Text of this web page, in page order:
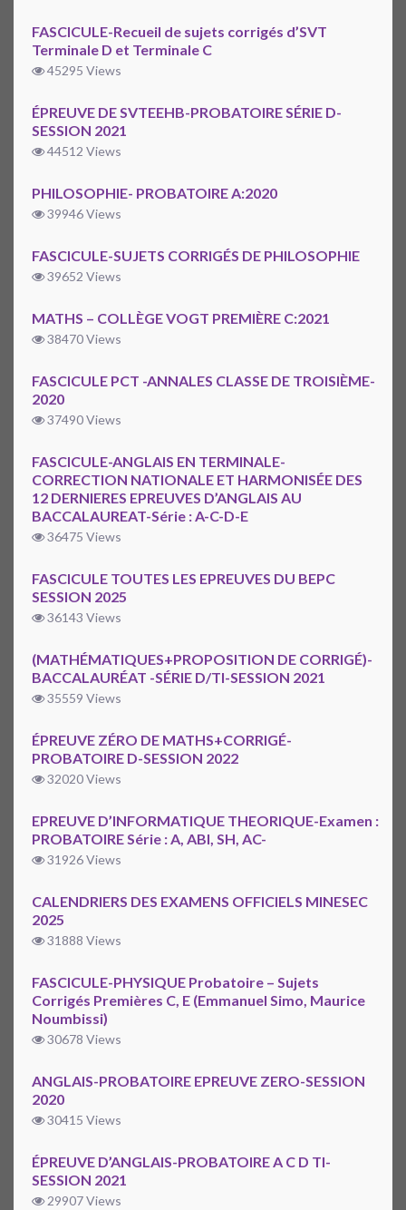
FASCICULE-Recueil de sujets corrigés d’SVT
Terminale D et Terminale C
45295 Views
ÉPREUVE DE SVTEEHB-PROBATOIRE SÉRIE D-
SESSION 2021
44512 Views
PHILOSOPHIE- PROBATOIRE A:2020
39946 Views
FASCICULE-SUJETS CORRIGÉS DE PHILOSOPHIE
39652 Views
MATHS – COLLÈGE VOGT PREMIÈRE C:2021
38470 Views
FASCICULE PCT -ANNALES CLASSE DE TROISIÈME-
2020
37490 Views
FASCICULE-ANGLAIS EN TERMINALE-
CORRECTION NATIONALE ET HARMONISÉE DES
12 DERNIERES EPREUVES D’ANGLAIS AU
BACCALAUREAT-Série : A-C-D-E
36475 Views
FASCICULE TOUTES LES EPREUVES DU BEPC
SESSION 2025
36143 Views
(MATHÉMATIQUES+PROPOSITION DE CORRIGÉ)-
BACCALAURÉAT -SÉRIE D/TI-SESSION 2021
35559 Views
ÉPREUVE ZÉRO DE MATHS+CORRIGÉ-
PROBATOIRE D-SESSION 2022
32020 Views
EPREUVE D’INFORMATIQUE THEORIQUE-Examen :
PROBATOIRE Série : A, ABI, SH, AC-
31926 Views
CALENDRIERS DES EXAMENS OFFICIELS MINESEC
2025
31888 Views
FASCICULE-PHYSIQUE Probatoire – Sujets
Corrigés Premières C, E (Emmanuel Simo, Maurice
Noumbissi)
30678 Views
ANGLAIS-PROBATOIRE EPREUVE ZERO-SESSION
2020
30415 Views
ÉPREUVE D’ANGLAIS-PROBATOIRE A C D TI-
SESSION 2021
29907 Views